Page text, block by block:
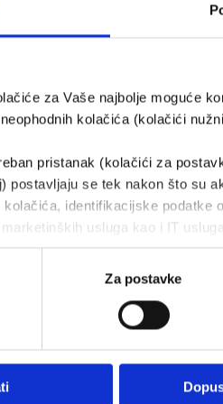
za Vaše najbolje moguće
kolačića (kolačići
pristanak (kolačići za
postavljaju se tek nakon što su
kolačića, identifikacijske
usluga kao i IT
Za postavke
svladavanje nemogućeg.
od 1992. Žiri je sastavljen